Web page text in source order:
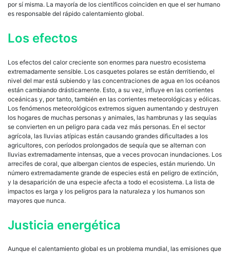
por sí misma. La mayoría de los científicos coinciden en que el ser humano
es responsable del rápido calentamiento global.
Los efectos
Los efectos del calor creciente son enormes para nuestro ecosistema
extremadamente sensible. Los casquetes polares se están derritiendo, el
nivel del mar está subiendo y las concentraciones de agua en los océanos
están cambiando drásticamente. Esto, a su vez, influye en las corrientes
oceánicas y, por tanto, también en las corrientes meteorológicas y eólicas.
Los fenómenos meteorológicos extremos siguen aumentando y destruyen
los hogares de muchas personas y animales, las hambrunas y las sequías
se convierten en un peligro para cada vez más personas. En el sector
agrícola, las lluvias atípicas están causando grandes dificultades a los
agricultores, con períodos prolongados de sequía que se alternan con
lluvias extremadamente intensas, que a veces provocan inundaciones. Los
arrecifes de coral, que albergan cientos de especies, están muriendo. Un
número extremadamente grande de especies está en peligro de extinción,
y la desaparición de una especie afecta a todo el ecosistema. La lista de
impactos es larga y los peligros para la naturaleza y los humanos son
mayores que nunca.
Justicia energética
Aunque el calentamiento global es un problema mundial, las emisiones que